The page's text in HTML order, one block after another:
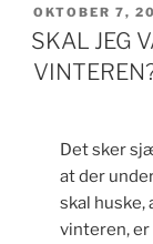
UDGIVET
DEN
OKTOBER 7,
SKAL JEG
Det sker
at der
skal
vinteren,